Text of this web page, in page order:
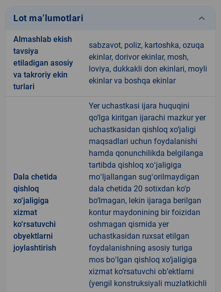
Lot ma’lumotlari keyboard_arrow_down
Almashlab ekish
tavsiya
etiladigan asosiy
va takroriy ekin
turlari
sabzavot, poliz, kartoshka, ozuqa
ekinlar, dorivor ekinlar, mosh,
loviya, dukkakli don ekinlari, moyli
ekinlar va boshqa ekinlar
Dala chetida
qishloq
xo‘jaligiga
xizmat
ko‘rsatuvchi
obyektlarni
joylashtirish
Yer uchastkasi ijara huquqini
qo‘lga kiritgan ijarachi mazkur yer
uchastkasidan qishloq xo‘jaligi
maqsadlari uchun foydalanishi
hamda qonunchilikda belgilanga
tartibda qishloq xoʻjaligiga
moʻljallangan sugʻorilmaydigan
dala chetida 20 sotixdan ko‘p
bo‘lmagan, lekin ijaraga berilgan
kontur maydonining bir foizidan
oshmagan qismida yer
uchastkasidan ruxsat etilgan
foydalanishning asosiy turiga
mos boʻlgan qishloq xo‘jaligiga
xizmat ko‘rsatuvchi ob’ektlarni
(yengil konstruksiyali muzlatkichli